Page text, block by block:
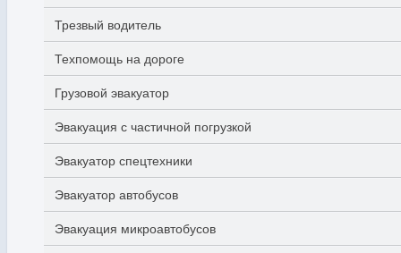
Трезвый водитель
Техпомощь на дороге
Грузовой эвакуатор
Эвакуация с частичной погрузкой
Эвакуатор спецтехники
Эвакуатор автобусов
Эвакуация микроавтобусов